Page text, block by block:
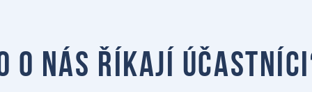
o nás říkají